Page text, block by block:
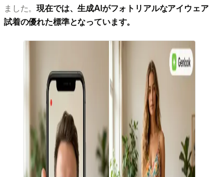
ました。現在では、生成AIがフォトリアルなアイウェア
試着の優れた標準となっています。